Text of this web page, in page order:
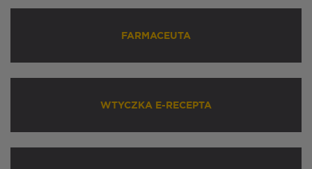
FARMACEUTA
WTYCZKA E-RECEPTA